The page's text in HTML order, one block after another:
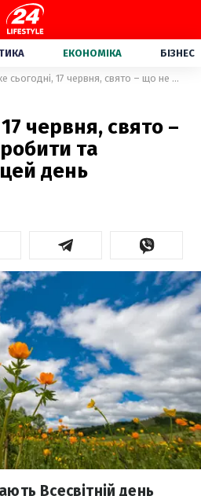
ЕКОНОМІКА БІЗНЕС
Яке сьогодні, 17 червня, свято – що не можна робити та прикмети на цей день
червня, свято –
та
день
Всесвітній день